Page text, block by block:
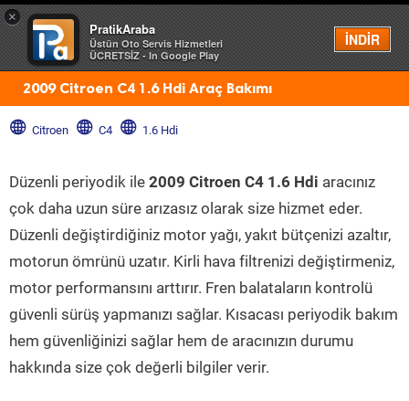
×
PratikAraba
Üstün Oto Servis Hizmetleri
ÜCRETSİZ - In Google Play
İNDİR
Menü
2009 Citroen C4 1.6 Hdi Araç Bakımı
Citroen C4 1.6 Hdi
Düzenli periyodik ile 2009 Citroen C4 1.6 Hdi aracınız
çok daha uzun süre arızasız olarak size hizmet eder.
Düzenli değiştirdiğiniz motor yağı, yakıt bütçenizi azaltır,
motorun ömrünü uzatır. Kirli hava filtrenizi değiştirmeniz,
motor performansını arttırır. Fren balataların kontrolü
güvenli sürüş yapmanızı sağlar. Kısacası periyodik bakım
hem güvenliğinizi sağlar hem de aracınızın durumu
hakkında size çok değerli bilgiler verir.